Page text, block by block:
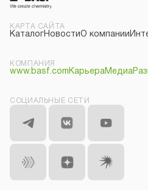
КАРТА САЙТА
КаталогНовостиО компании
КОМПАНИЯ
www.basf.com КарьераМедиа
СОЦИАЛЬНЫЕ СЕТИ